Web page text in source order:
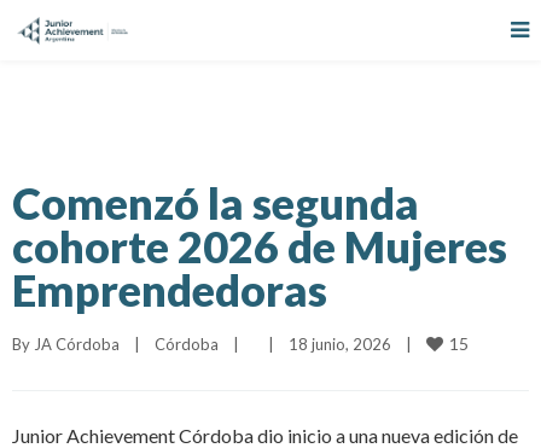
Comenzó la segunda
cohorte 2026 de Mujeres
Emprendedoras
By JA Córdoba Córdoba 18 junio, 2026 15
Junior Achievement Córdoba dio inicio a una nueva edición de